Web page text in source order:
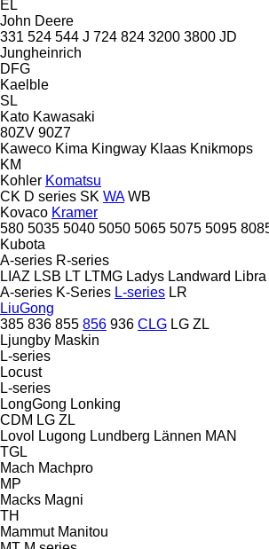
EL
John Deere
331 524 544 J 724 824 3200 3800 JD
Jungheinrich
DFG
Kaelble
SL
Kato Kawasaki
80ZV 90Z7
Kaweco Kima Kingway Klaas Knikmops
KM
Kohler Komatsu
CK D series SK WA WB
Kovaco Kramer
580 5035 5040 5050 5065 5075 5095
Kubota
A-series R-series
LIAZ LSB LT LTMG Ladys Landward Libra
A-series K-Series L-series LR
LiuGong
385 836 855 856 936 CLG LG ZL
Ljungby Maskin
L-series
Locust
L-series
LongGong Lonking
CDM LG ZL
Lovol
Lugong Lundberg Lännen MAN
TGL
Mach Machpro
MP
Macks Magni
TH
Mammut Manitou